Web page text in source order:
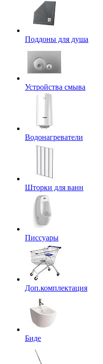
Поддоны для душа
Устройства смыва
Водонагреватели
Шторки для ванн
Писсуары
Доп.комплектация
Биде